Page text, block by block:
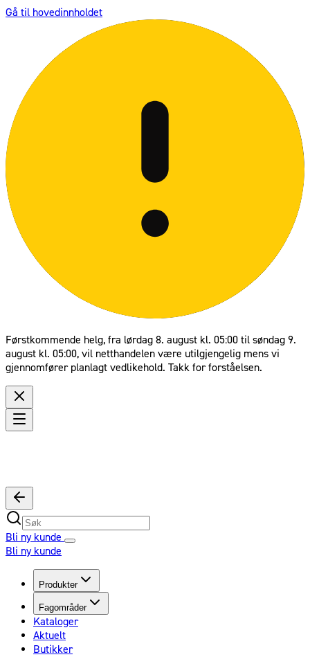
Gå til hovedinnholdet
Førstkommende helg, fra lørdag 8. august kl. 05:00 til søndag 9.
august kl. 05:00, vil netthandelen være utilgjengelig mens vi
gjennomfører planlagt vedlikehold. Takk for forståelsen.
Bli ny kunde
Bli ny kunde
Produkter
Fagområder
Kataloger
Aktuelt
Butikker